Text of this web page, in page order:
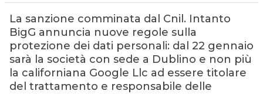
La sanzione comminata dal Cnil. Intanto
BigG annuncia nuove regole sulla
protezione dei dati personali: dal 22 gennaio
sarà la società con sede a Dublino e non più
la californiana Google Llc ad essere titolare
del trattamento e responsabile delle